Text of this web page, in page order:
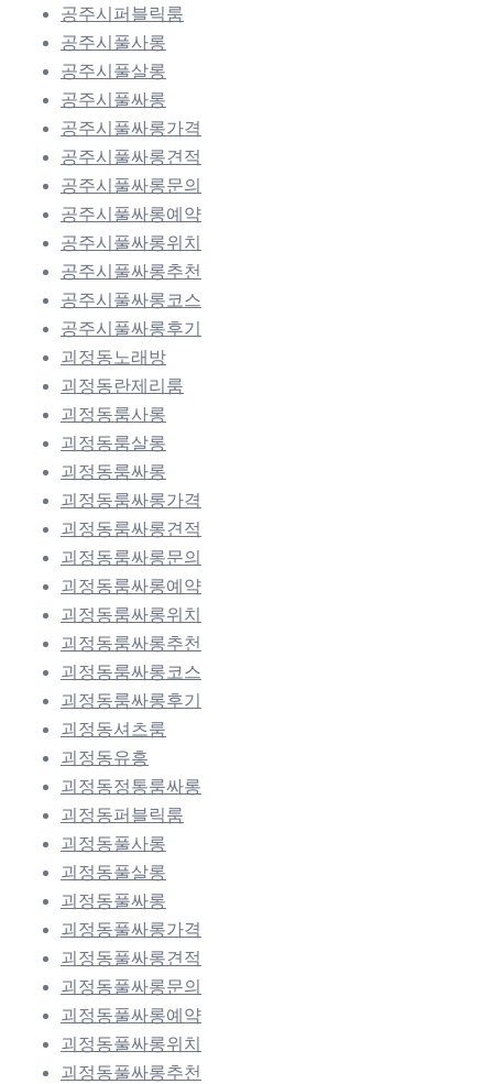
공주시퍼블릭룸
공주시풀사롱
공주시풀살롱
공주시풀싸롱
공주시풀싸롱가격
공주시풀싸롱견적
공주시풀싸롱문의
공주시풀싸롱예약
공주시풀싸롱위치
공주시풀싸롱추천
공주시풀싸롱코스
공주시풀싸롱후기
괴정동노래방
괴정동란제리룸
괴정동룸사롱
괴정동룸살롱
괴정동룸싸롱
괴정동룸싸롱가격
괴정동룸싸롱견적
괴정동룸싸롱문의
괴정동룸싸롱예약
괴정동룸싸롱위치
괴정동룸싸롱추천
괴정동룸싸롱코스
괴정동룸싸롱후기
괴정동셔츠룸
괴정동유흥
괴정동정통룸싸롱
괴정동퍼블릭룸
괴정동풀사롱
괴정동풀살롱
괴정동풀싸롱
괴정동풀싸롱가격
괴정동풀싸롱견적
괴정동풀싸롱문의
괴정동풀싸롱예약
괴정동풀싸롱위치
괴정동풀싸롱추천